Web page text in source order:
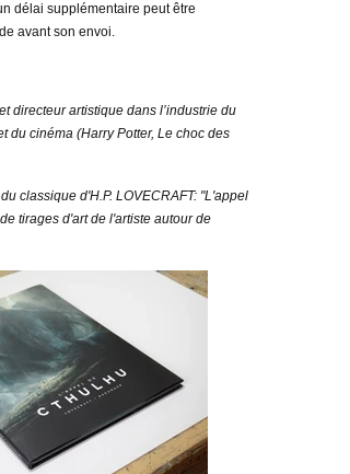
délai supplémentaire peut être
avant son envoi.
directeur artistique dans l’industrie du
du cinéma (Harry Potter, Le choc des
classique d'H.P. LOVECRAFT: "L'appel
tirages d'art de l'artiste autour de